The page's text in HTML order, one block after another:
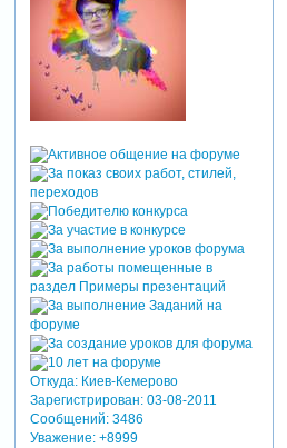
Откуда:Киев-Кемерово
Зарегистрирован: 03-08-2011
Сообщений:3486
Уважение: +8999